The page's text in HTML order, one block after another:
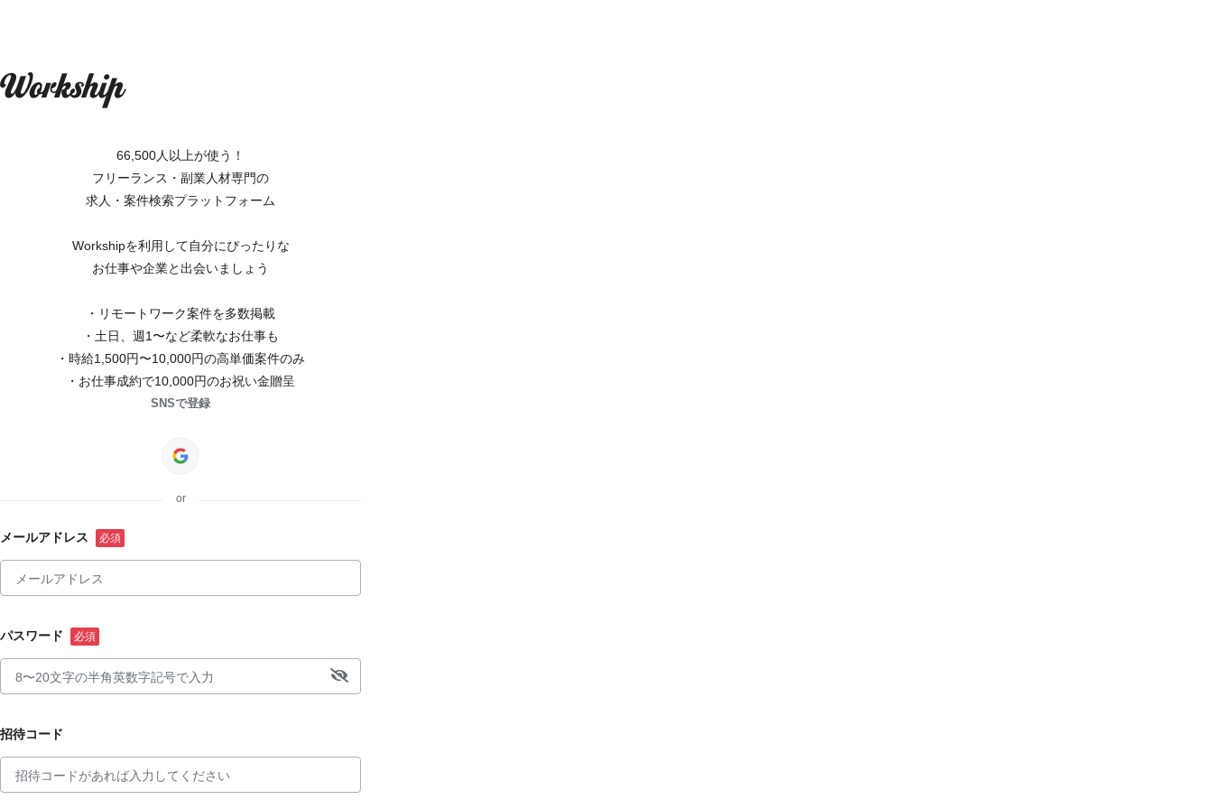
66,500人以上が使う！
フリーランス・副業人材専門の
求人・案件検索プラットフォーム
Workshipを利用して自分にぴったりな
お仕事や企業と出会いましょう
・リモートワーク案件を多数掲載
・土日、週1〜など柔軟なお仕事も
・時給1,500円〜10,000円の高単価案件のみ
・お仕事成約で10,000円のお祝い金贈呈
SNSで登録
or
メールアドレス
パスワード
招待コード